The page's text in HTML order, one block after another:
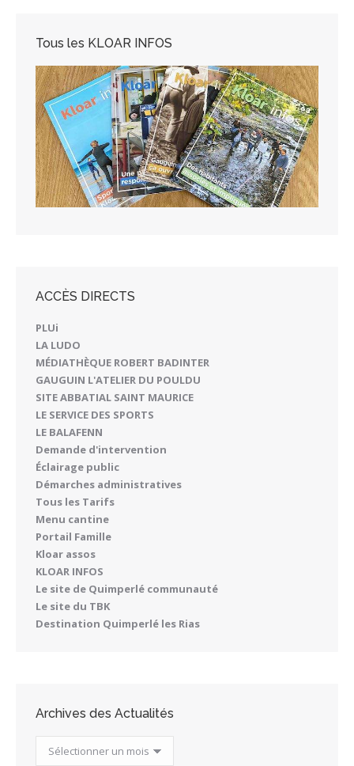
Tous les KLOAR INFOS
ACCÈS DIRECTS
PLUi
LA LUDO
MÉDIATHÈQUE ROBERT BADINTER
GAUGUIN L'ATELIER DU POULDU
SITE ABBATIAL SAINT MAURICE
LE SERVICE DES SPORTS
LE BALAFENN
Demande d'intervention
Éclairage public
Démarches administratives
Tous les Tarifs
Menu cantine
Portail Famille
Kloar assos
KLOAR INFOS
Le site de Quimperlé communauté
Le site du TBK
Destination Quimperlé les Rias
Archives des Actualités
Archives
des